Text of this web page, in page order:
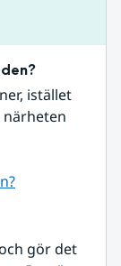
istället
gör det